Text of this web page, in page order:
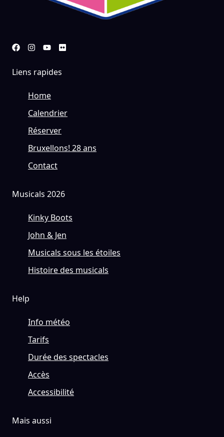
Liens rapides
Home
Calendrier
Réserver
Bruxellons! 28 ans
Contact
Musicals 2026
Kinky Boots
John & Jen
Musicals sous les étoiles
Histoire des musicals
Help
Info météo
Tarifs
Durée des spectacles
Accès
Accessibilité
Mais aussi